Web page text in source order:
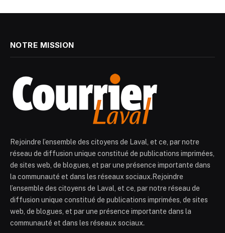
NOTRE MISSION
Rejoindre l’ensemble des citoyens de Laval, et ce, par notre
réseau de diffusion unique constitué de publications imprimées,
de sites web, de blogues, et par une présence importante dans
la communauté et dans les réseaux sociaux.Rejoindre
l’ensemble des citoyens de Laval, et ce, par notre réseau de
diffusion unique constitué de publications imprimées, de sites
web, de blogues, et par une présence importante dans la
communauté et dans les réseaux sociaux.